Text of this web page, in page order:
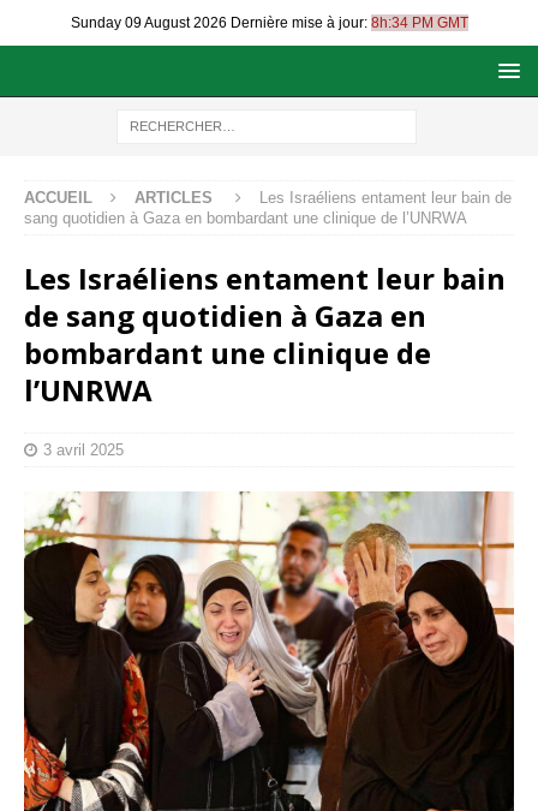
Sunday 09 August 2026 Dernière mise à jour: 8h:34 PM GMT
ACCUEIL ARTICLES
Les Israéliens entament leur bain de
sang quotidien à Gaza en bombardant une clinique de l’UNRWA
Les Israéliens entament leur bain
de sang quotidien à Gaza en
bombardant une clinique de
l’UNRWA
3 avril 2025